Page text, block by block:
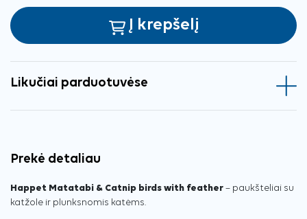
Į krepšelį
Likučiai parduotuvėse
Prekė detaliau
Happet Matatabi & Catnip birds with feather – paukšteliai su
katžole ir plunksnomis katėms.